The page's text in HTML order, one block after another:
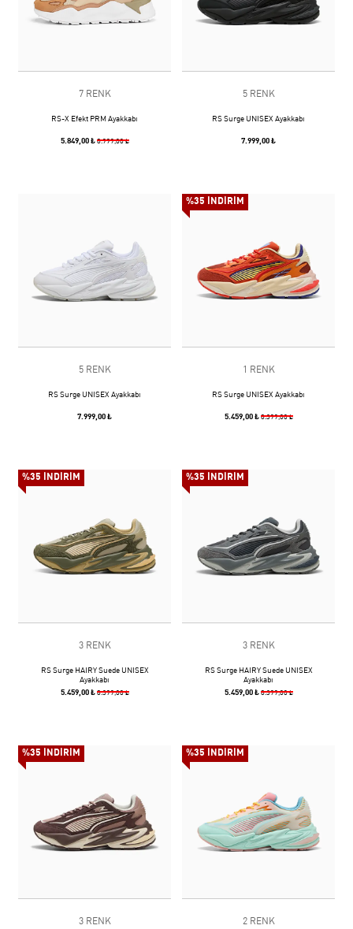
7 RENK
RS-X Efekt PRM Ayakkabı
5.849,00 ₺ 8.999,00 ₺
5 RENK
RS Surge UNISEX Ayakkabı
7.999,00 ₺
5 RENK
RS Surge UNISEX Ayakkabı
7.999,00 ₺
%35 İNDİRİM
1 RENK
RS Surge UNISEX Ayakkabı
5.459,00 ₺ 8.399,00 ₺
%35 İNDİRİM
3 RENK
RS Surge HAIRY Suede UNISEX
Ayakkabı
5.459,00 ₺ 8.399,00 ₺
%35 İNDİRİM
3 RENK
RS Surge HAIRY Suede UNISEX
Ayakkabı
5.459,00 ₺ 8.399,00 ₺
%35 İNDİRİM
3 RENK
%35 İNDİRİM
2 RENK